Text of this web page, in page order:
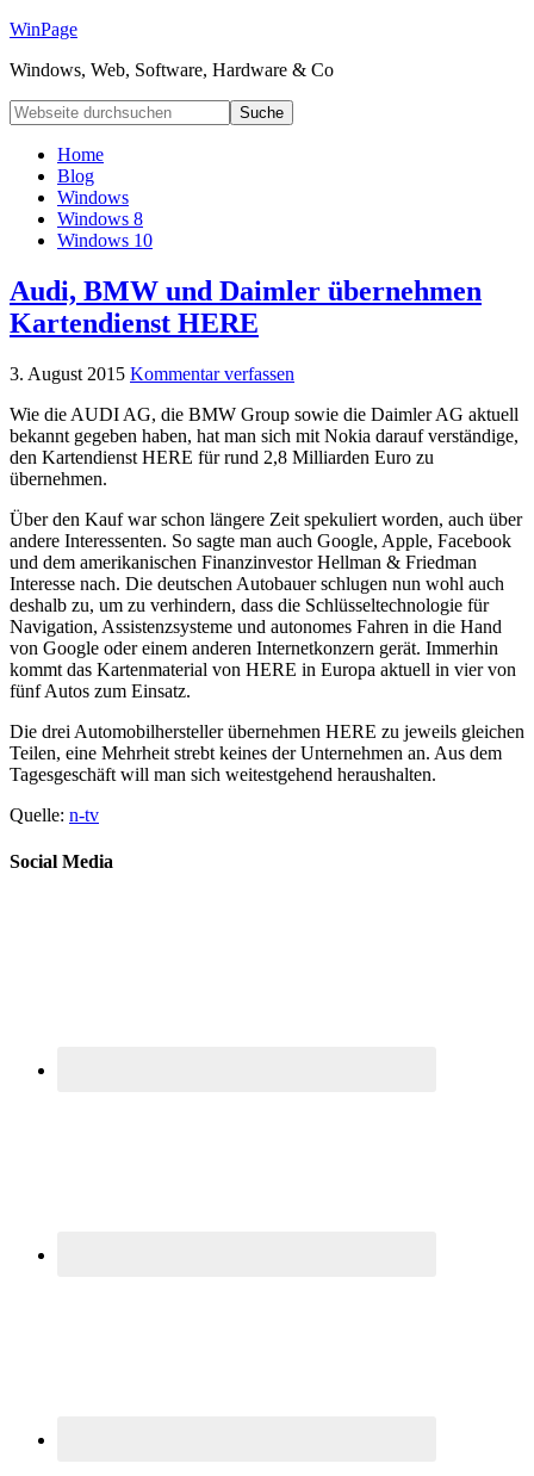
WinPage
Windows, Web, Software, Hardware & Co
Home
Blog
Windows
Windows 8
Windows 10
Audi, BMW und Daimler übernehmen
Kartendienst HERE
3. August 2015 Kommentar verfassen
Wie die AUDI AG, die BMW Group sowie die Daimler AG aktuell
bekannt gegeben haben, hat man sich mit Nokia darauf verständige,
den Kartendienst HERE für rund 2,8 Milliarden Euro zu
übernehmen.
Über den Kauf war schon längere Zeit spekuliert worden, auch über
andere Interessenten. So sagte man auch Google, Apple, Facebook
und dem amerikanischen Finanzinvestor Hellman & Friedman
Interesse nach. Die deutschen Autobauer schlugen nun wohl auch
deshalb zu, um zu verhindern, dass die Schlüsseltechnologie für
Navigation, Assistenzsysteme und autonomes Fahren in die Hand
von Google oder einem anderen Internetkonzern gerät. Immerhin
kommt das Kartenmaterial von HERE in Europa aktuell in vier von
fünf Autos zum Einsatz.
Die drei Automobilhersteller übernehmen HERE zu jeweils gleichen
Teilen, eine Mehrheit strebt keines der Unternehmen an. Aus dem
Tagesgeschäft will man sich weitestgehend heraushalten.
Quelle: n-tv
Social Media